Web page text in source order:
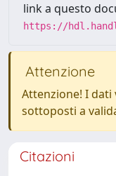
link a questo
https://
Attenzione
Attenzione! I dati
sottoposti a
Citazioni